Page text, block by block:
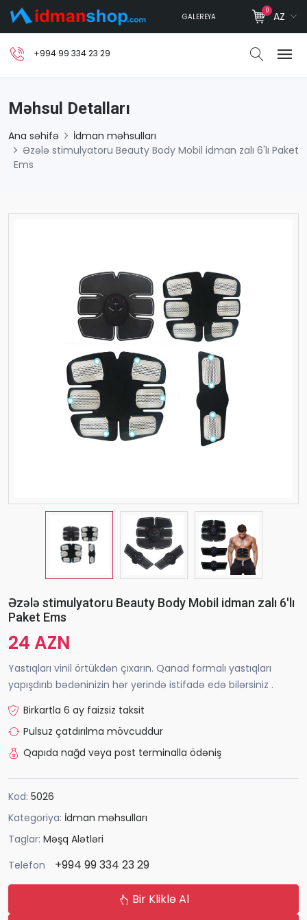
GALEREYA
0 AZ
+994 99 334 23 29
Məhsul Detalları
Ana səhifə
İdman məhsulları
Əzələ stimulyatoru Beauty Body Mobil idman zalı 6'lı Paket
Ems
Əzələ stimulyatoru Beauty Body Mobil idman zalı 6'lı
Paket Ems
24 AZN
Yastıqları vinil örtükdən çıxarın. Qanad formalı yastıqları
yapışdırıb bədəninizin hər yerində istifadə edə bilərsiniz .
Birkartla 6 ay faizsiz taksit
Pulsuz çatdırılma mövcuddur
Qapıda nağd vəya post terminalla ödəniş
Kod: 5026
Kategoriya: İdman məhsulları
Taglar: Məşq Alətləri
Telefon
+994 99 334 23 29
Bir Kliklə Al